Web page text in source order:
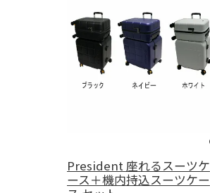
President 座れるスーツケ
ース＋機内持込スーツケー